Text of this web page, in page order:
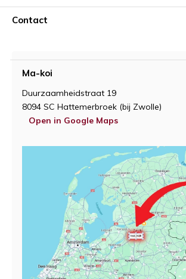
Contact
Ma-koi
Duurzaamheidstraat 19
8094 SC Hattemerbroek (bij Zwolle)
Open in Google Maps